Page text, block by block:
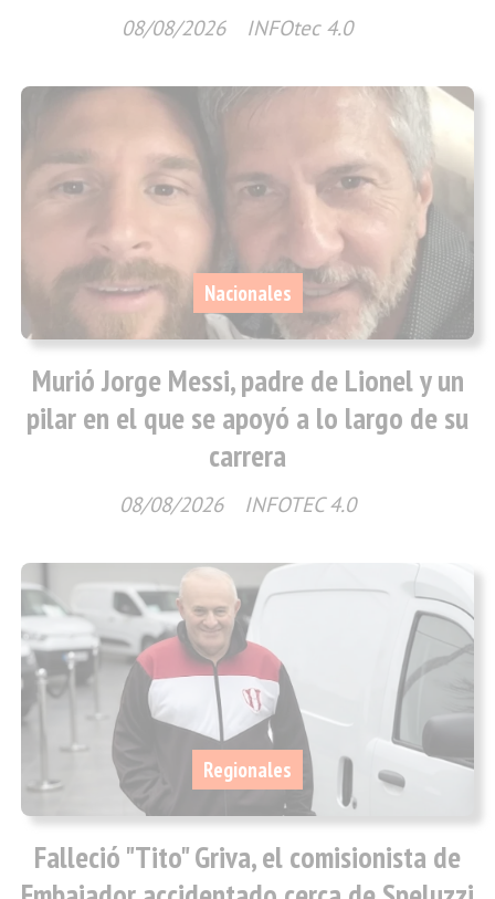
INFOtec 4.0
08/08/2026
Murió Jorge Messi, padre de Lionel y un
pilar en el que se apoyó a lo largo de su
carrera
INFOTEC 4.0
Nacionales
08/08/2026
Falleció "Tito" Griva, el comisionista de
Regionales